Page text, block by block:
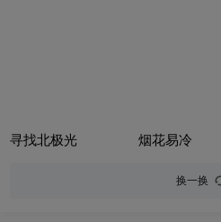
寻找北极光 烟花易冷
换一换